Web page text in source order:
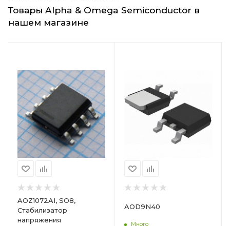
Товары Alpha & Omega Semiconductor в
нашем магазине
AOZ1072AI, SO8,
Стабилизатор
напряжения
AOD9N40
Много